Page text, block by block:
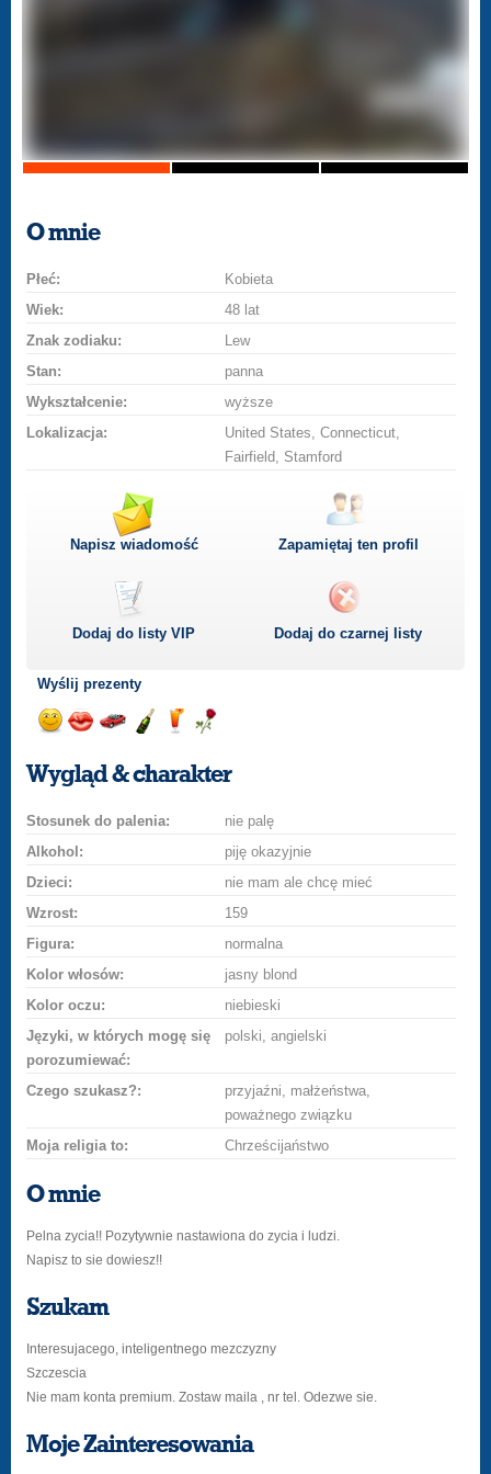
O mnie
Płeć:
Kobieta
Wiek:
48 lat
Znak zodiaku:
Lew
Stan:
panna
Wykształcenie:
wyższe
Lokalizacja:
United States, Connecticut,
Fairfield, Stamford
Napisz wiadomość Zapamiętaj ten profil
Dodaj do listyVIP Dodaj do czarnej listy
Wyślij prezenty
uśmiech
buziakasamochodem
szampana
drinka
różę
Wygląd & charakter
Stosunek do palenia:
nie palę
Alkohol:
piję okazyjnie
Dzieci:
nie mam ale chcę mieć
Wzrost:
159
Figura:
normalna
Kolor włosów:
jasny blond
Kolor oczu:
niebieski
Języki, w których mogę się
porozumiewać:
polski, angielski
Czego szukasz?:
przyjaźni, małżeństwa,
poważnego związku
Moja religia to:
Chrześcijaństwo
O mnie
Pelna zycia!! Pozytywnie nastawiona do zycia i ludzi.
Napisz to sie dowiesz!!
Szukam
Interesujacego, inteligentnego mezczyzny
Szczescia
Nie mam konta premium. Zostaw maila , nr tel. Odezwe sie.
Moje Zainteresowania